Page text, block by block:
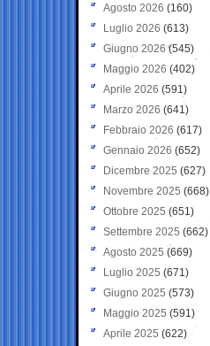
Agosto 2026 (160)
Luglio 2026 (613)
Giugno 2026 (545)
Maggio 2026 (402)
Aprile 2026 (591)
Marzo 2026 (641)
Febbraio 2026 (617)
Gennaio 2026 (652)
Dicembre 2025 (627)
Novembre 2025 (668)
Ottobre 2025 (651)
Settembre 2025 (662)
Agosto 2025 (669)
Luglio 2025 (671)
Giugno 2025 (573)
Maggio 2025 (591)
Aprile 2025 (622)